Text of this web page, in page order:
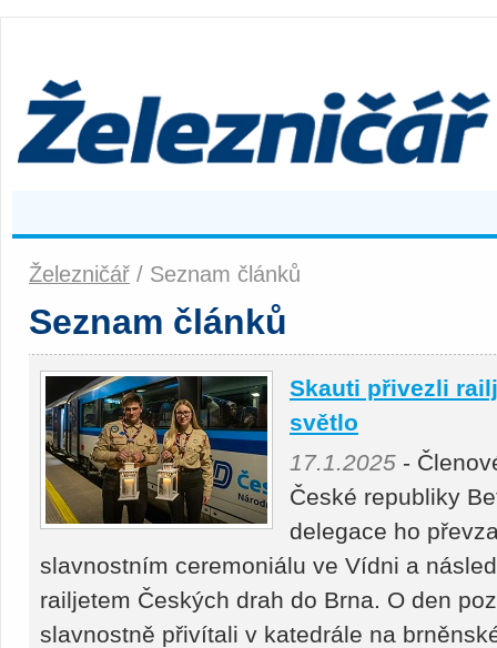
Železničář / Seznam článků
Seznam článků
Skauti přivezli
světlo
17.1.2025 -
České republiky
delegace ho
slavnostním ceremoniálu ve Vídni a
railjetem Českých drah do Brna. O den
slavnostně přivítali v katedrále na